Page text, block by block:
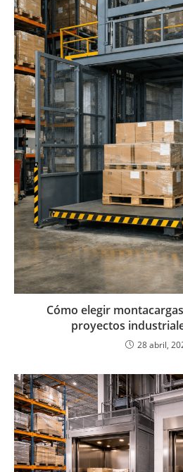
Cómo elegir
proyectos
28 abril,